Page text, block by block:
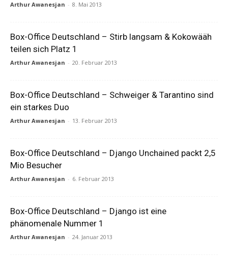
Arthur Awanesjan - 8. Mai 2013
Box-Office Deutschland – Stirb langsam & Kokowääh
teilen sich Platz 1
Arthur Awanesjan - 20. Februar 2013
Box-Office Deutschland – Schweiger & Tarantino sind
ein starkes Duo
Arthur Awanesjan - 13. Februar 2013
Box-Office Deutschland – Django Unchained packt 2,5
Mio Besucher
Arthur Awanesjan - 6. Februar 2013
Box-Office Deutschland – Django ist eine
phänomenale Nummer 1
Arthur Awanesjan - 24. Januar 2013